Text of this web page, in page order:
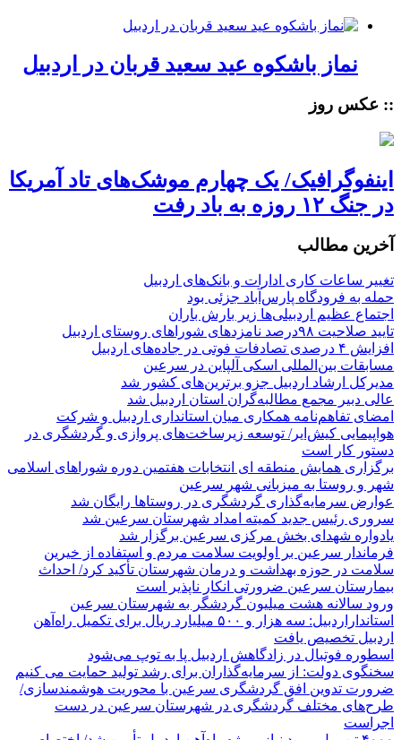
نماز باشکوه عید سعید قربان در اردبیل
:: عکس روز
اینفوگرافیک/ یک چهارم موشک‌های تاد آمریکا
در جنگ ۱۲ روزه به باد رفت
آخرین مطالب
تغییر ساعات کاری ادارات و بانک‌های اردبیل
حمله به فرودگاه پارس‌‌آباد جزئی بود
اجتماع عظیم اردبیلی‌ها زیر بارش باران
تایید صلاحیت ۹۸درصد نامزدهای شوراهای روستای اردبیل
افزایش ۴ درصدی تصادفات فوتی در جاده‌های اردبیل
مسابقات بین‌المللی اسکی آلپاین در سرعین
مدیرکل ارشاد اردبیل جزو برترین‌های کشور شد
عالی دبیر مجمع مطالبه‌گران استان اردبیل شد
امضای تفاهم‌نامه همکاری میان استانداری اردبیل و شرکت
هواپیمایی کیش‌ایر/ توسعه زیرساخت‌های پروازی و گردشگری در
دستور کار است
برگزاری همایش منطقه ای انتخابات هفتمین دوره شوراهای اسلامی
شهر و روستا به میزبانی شهر سرعین
عوارض سرمایه‌گذاری گردشگری در روستاها رایگان شد
سروری رئیس جدید کمیته امداد شهرستان سرعین شد
یادواره شهدای بخش مرکزی سرعین برگزار شد
فرماندار سرعین بر اولویت سلامت مردم و استفاده از خیرین
سلامت در حوزه بهداشت و درمان شهرستان تأکید کرد/ احداث
بیمارستان سرعین ضرورتی انکار ناپذیر است
ورود سالانه هشت میلیون گردشگر به شهرستان سرعین
استانداراردبیل: سه هزار و ۵۰۰ میلیارد ریال برای تکمیل راه‌آهن
اردبیل تخصیص یافت
اسطوره فوتبال در زادگاهش اردبیل پا به توپ می‌شود
سخنگوی دولت: از سرمایه‌گذاران برای رشد تولید حمایت می کنیم
ضرورت تدوین افق گردشگری سرعین با محوریت هوشمندسازی/
طرح‌های مختلف گردشگری در شهرستان سرعین در دست
اجراست